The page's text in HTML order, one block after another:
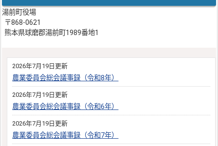
湯前町役場
〒868-0621
熊本県球磨郡湯前町1989番地1
2026年7月19日更新
農業委員会総会議事録（令和8年）
2026年7月19日更新
農業委員会総会議事録（令和6年）
2026年7月19日更新
農業委員会総会議事録（令和7年）